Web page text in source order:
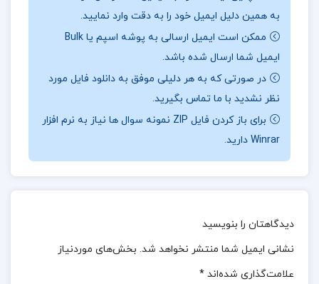
تکنولوژی و استفاده فراگیر از کامپیوترها و نرم‌افزارهای
پیشرفته در مؤسسات، شرکت‌ها، و سازمان‌های مختلف،
تحولی شگرف در این حوزه ایجاد کرده است.ظهور این
فناوری‌های نوین، نه تنها فرآیندهای حسابداری را دقیق‌تر،
سریع‌تر و کارآمدتر کرده، بلکه دامنه و تأثیر آن را در
تصمیم‌گیری‌های اقتصادی و مالی گسترده‌تر ساخته است.
محمد عرب مازار یزدی:
به‌عنوان یکی از منابع معتبر در حوزه حسابداری صنعتی
شناخته می‌شود. این کتاب به‌طور گسترده در دانشگاه‌ها و
به همین دلیل ایمیل خود را به دقت وارد نمایید.
ممکن است ایمیل ارسالی به پوشه اسپم یا Bulk
ایمیل شما ارسال شده باشد.
در صورتی که به هر دلیلی موفق به دانلود فایل مورد
نظر نشدید با ما تماس بگیرید.
برای باز کردن فایل ZIP نمونه سوال ها نیاز به نرم افزار
Winrar دارید.
دیدگاهتان را بنویسید
نشانی ایمیل شما منتشر نخواهد شد. بخش‌های موردنیاز
علامت‌گذاری شده‌اند *